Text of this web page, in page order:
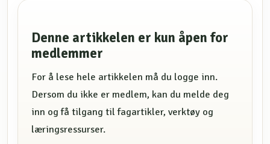
Denne artikkelen er kun åpen for
medlemmer
For å lese hele artikkelen må du logge inn.
Dersom du ikke er medlem, kan du melde deg
inn og få tilgang til fagartikler, verktøy og
læringsressurser.